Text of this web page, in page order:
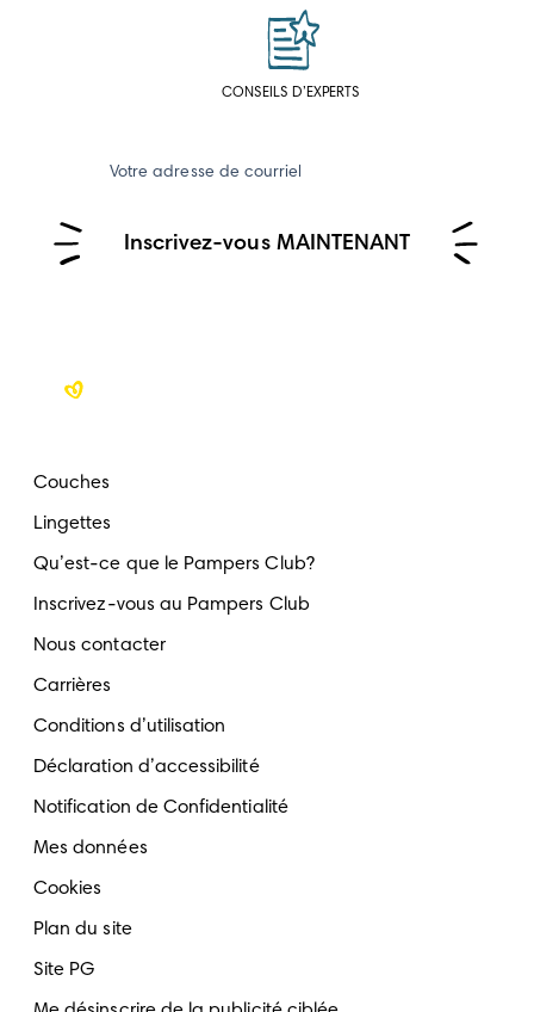
CONSEILS D’EXPERTS
Votre adresse de courriel
Inscrivez-vous MAINTENANT
Couches
Lingettes
Qu’est-ce que le Pampers Club?
Inscrivez-vous au Pampers Club
Nous contacter
Carrières
Conditions d’utilisation
Déclaration d’accessibilité
Notification de Confidentialité
Mes données
Cookies
Plan du site
Site PG